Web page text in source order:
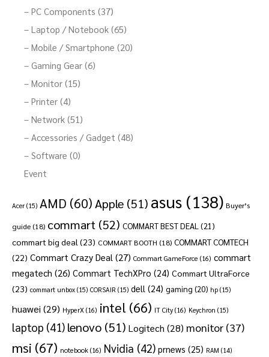
– PC Components (37)
– Laptop / Notebook (65)
– Mobile / Smartphone (20)
– Gaming Gear (6)
– Monitor (15)
– Printer (4)
– Network (51)
– Accessories / Gadget (48)
– Software (0)
Event
Acer (15) AMD (60)Apple (51) asus (138) Buyer’s
guide (18) commart (52) COMMART BEST DEAL (21)
commart big deal (23) COMMART BOOTH (18) COMMART COMTECH
(22) Commart Crazy Deal (27) Commart GameForce (16) commart
megatech (26) Commart TechXPro (24) Commart UltraForce
(23) commart unbox (15) CORSAIR (15) dell (24) gaming (20) hp (15)
huawei (29) HyperX (16) intel (66) IT City (16) Keychron (15)
laptop (41) lenovo (51) Logitech (28) monitor (37)
msi (67) notebook (16) Nvidia (42) prnews (25) RAM (14)